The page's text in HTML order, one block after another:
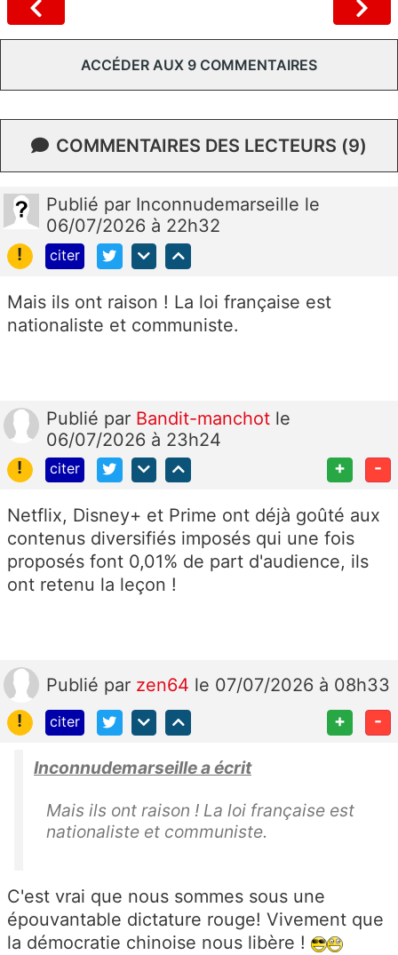
ACCÉDER AUX 9 COMMENTAIRES
COMMENTAIRES DES LECTEURS (9)
Publié par Inconnudemarseille le
06/07/2026 à 22h32
!
citer
Mais ils ont raison ! La loi française est
nationaliste et communiste.
Publié par Bandit-manchot le
06/07/2026 à 23h24
!
citer + -
Netflix, Disney+ et Prime ont déjà goûté aux
contenus diversifiés imposés qui une fois
proposés font 0,01% de part d'audience, ils
ont retenu la leçon !
Publié par zen64 le 07/07/2026 à 08h33
!
citer + -
Inconnudemarseille a écrit
Mais ils ont raison ! La loi française est
nationaliste et communiste.
C'est vrai que nous sommes sous une
épouvantable dictature rouge! Vivement que
la démocratie chinoise nous libère !